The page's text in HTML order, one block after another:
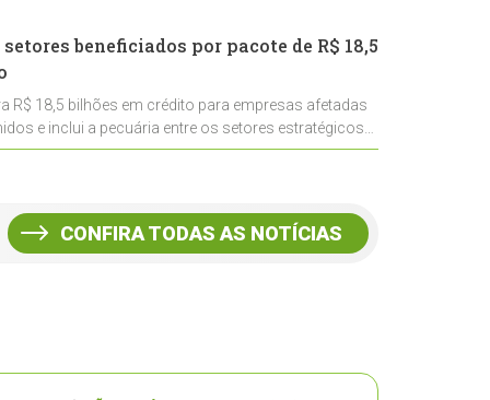
beneficiados por pacote de R$ 18,5
R$ 18,5 bilhões em crédito para empresas afetadas
e inclui a pecuária entre os setores estratégicos
CONFIRA TODAS AS NOTÍCIAS